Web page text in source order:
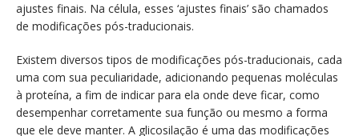
ajustes finais. Na célula, esses ‘ajustes finais’ são chamados
de modificações pós-traducionais.
Existem diversos tipos de modificações pós-traducionais, cada
uma com sua peculiaridade, adicionando pequenas moléculas
à proteína, a fim de indicar para ela onde deve ficar, como
desempenhar corretamente sua função ou mesmo a forma
que ele deve manter. A glicosilação é uma das modificações